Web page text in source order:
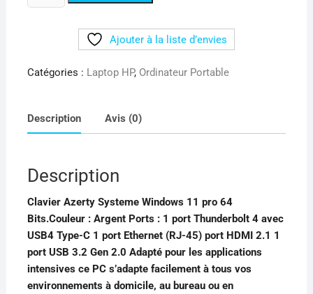
de
G10
13e
Ajouter à la liste d’envies
Catégories : Laptop HP, Ordinateur Portable
Description Avis (0)
Description
Clavier Azerty Systeme Windows 11 pro 64
Bits.Couleur : Argent Ports : 1 port Thunderbolt 4 avec
USB4 Type-C 1 port Ethernet (RJ-45) port HDMI 2.1 1
port USB 3.2 Gen 2.0 Adapté pour les applications
intensives ce PC s’adapte facilement à tous vos
environnements à domicile, au bureau ou en